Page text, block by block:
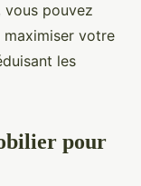
vous pouvez
maximiser votre
les
pour